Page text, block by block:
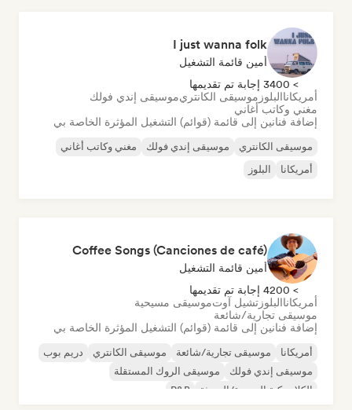
I just wanna folk
أمين قائمة التشغيل
> 3400 إجابة تم تقديمها
أمريكاناالبلوز موسيقى الكانتريموسيقى إندي فولك
مغني وكاتب أغاني
إضافة فنانين إلى قائمة (قوائم) التشغيل المؤثرة الخاصة بي
موسيقى الكانتري موسيقى إندي فولك
مغني وكاتب أغاني
أمريكانا
البلوز
Coffee Songs (Canciones de café)
أمين قائمة التشغيل
> 4200 إجابة تم تقديمها
أمريكاناالبلوز تشيل آوتموسيقى مسيحية
موسيقى تجارية/شائعة
إضافة فنانين إلى قائمة (قوائم) التشغيل المؤثرة الخاصة بي
أمريكانا موسيقى تجارية/شائعة موسيقى الكانتري
دريم بوب
موسيقى إندي فولك
موسيقى الروك المستقلة
الكلاسيكية الجديدة/الحديثة
R&B